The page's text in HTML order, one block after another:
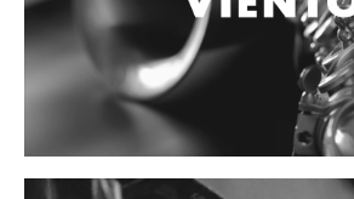
Micrófono
Sonido